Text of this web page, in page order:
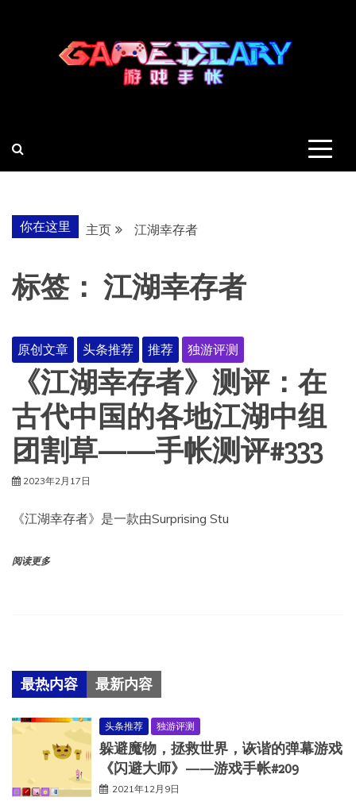
你在这里 主页 江湖幸存者
标签： 江湖幸存者
原创文章 头条推荐 推荐 独游评测
《江湖幸存者》测评：在
古代中国的各地江湖中组
团割草——手帐测评#333
2023年2月17日
《江湖幸存者》是一款由Surprising Stu
阅读更多
最热内容 最新内容
头条推荐 独游评测
躲避魔物，拯救世界，诙谐的弹幕游戏
《闪避大师》——游戏手帐#209
2021年12月9日